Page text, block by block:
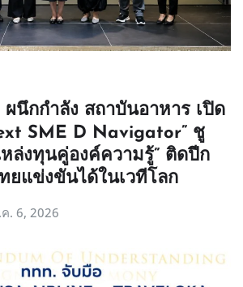
ผนึกกำลัง สถาบันอาหาร เปิด
SME D Navigator” ชู
ล่งทุนคู่องค์ความรู้” ติดปีก
ยแข่งขันได้ในเวทีโลก
. 6, 2026